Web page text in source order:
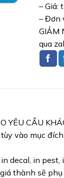
– Giá:
– Đơn
GIẢM
qua
YÊU CẦU
vào mục
decal, in pest,
thành sẽ